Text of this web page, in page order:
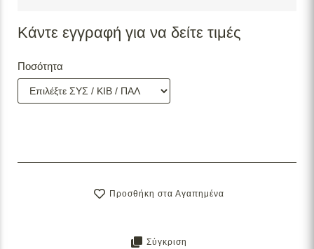
Κάντε εγγραφή για να δείτε τιμές
Ποσότητα
Προσθήκη στα Αγαπημένα
Σύγκριση